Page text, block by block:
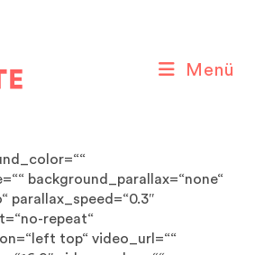
Menü
background_parallax=“none“
parallax_speed=“0.3″
repeat“
top“ video_url=““